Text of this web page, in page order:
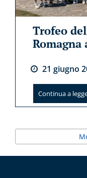
Trofeo
21 giugno
Continua a